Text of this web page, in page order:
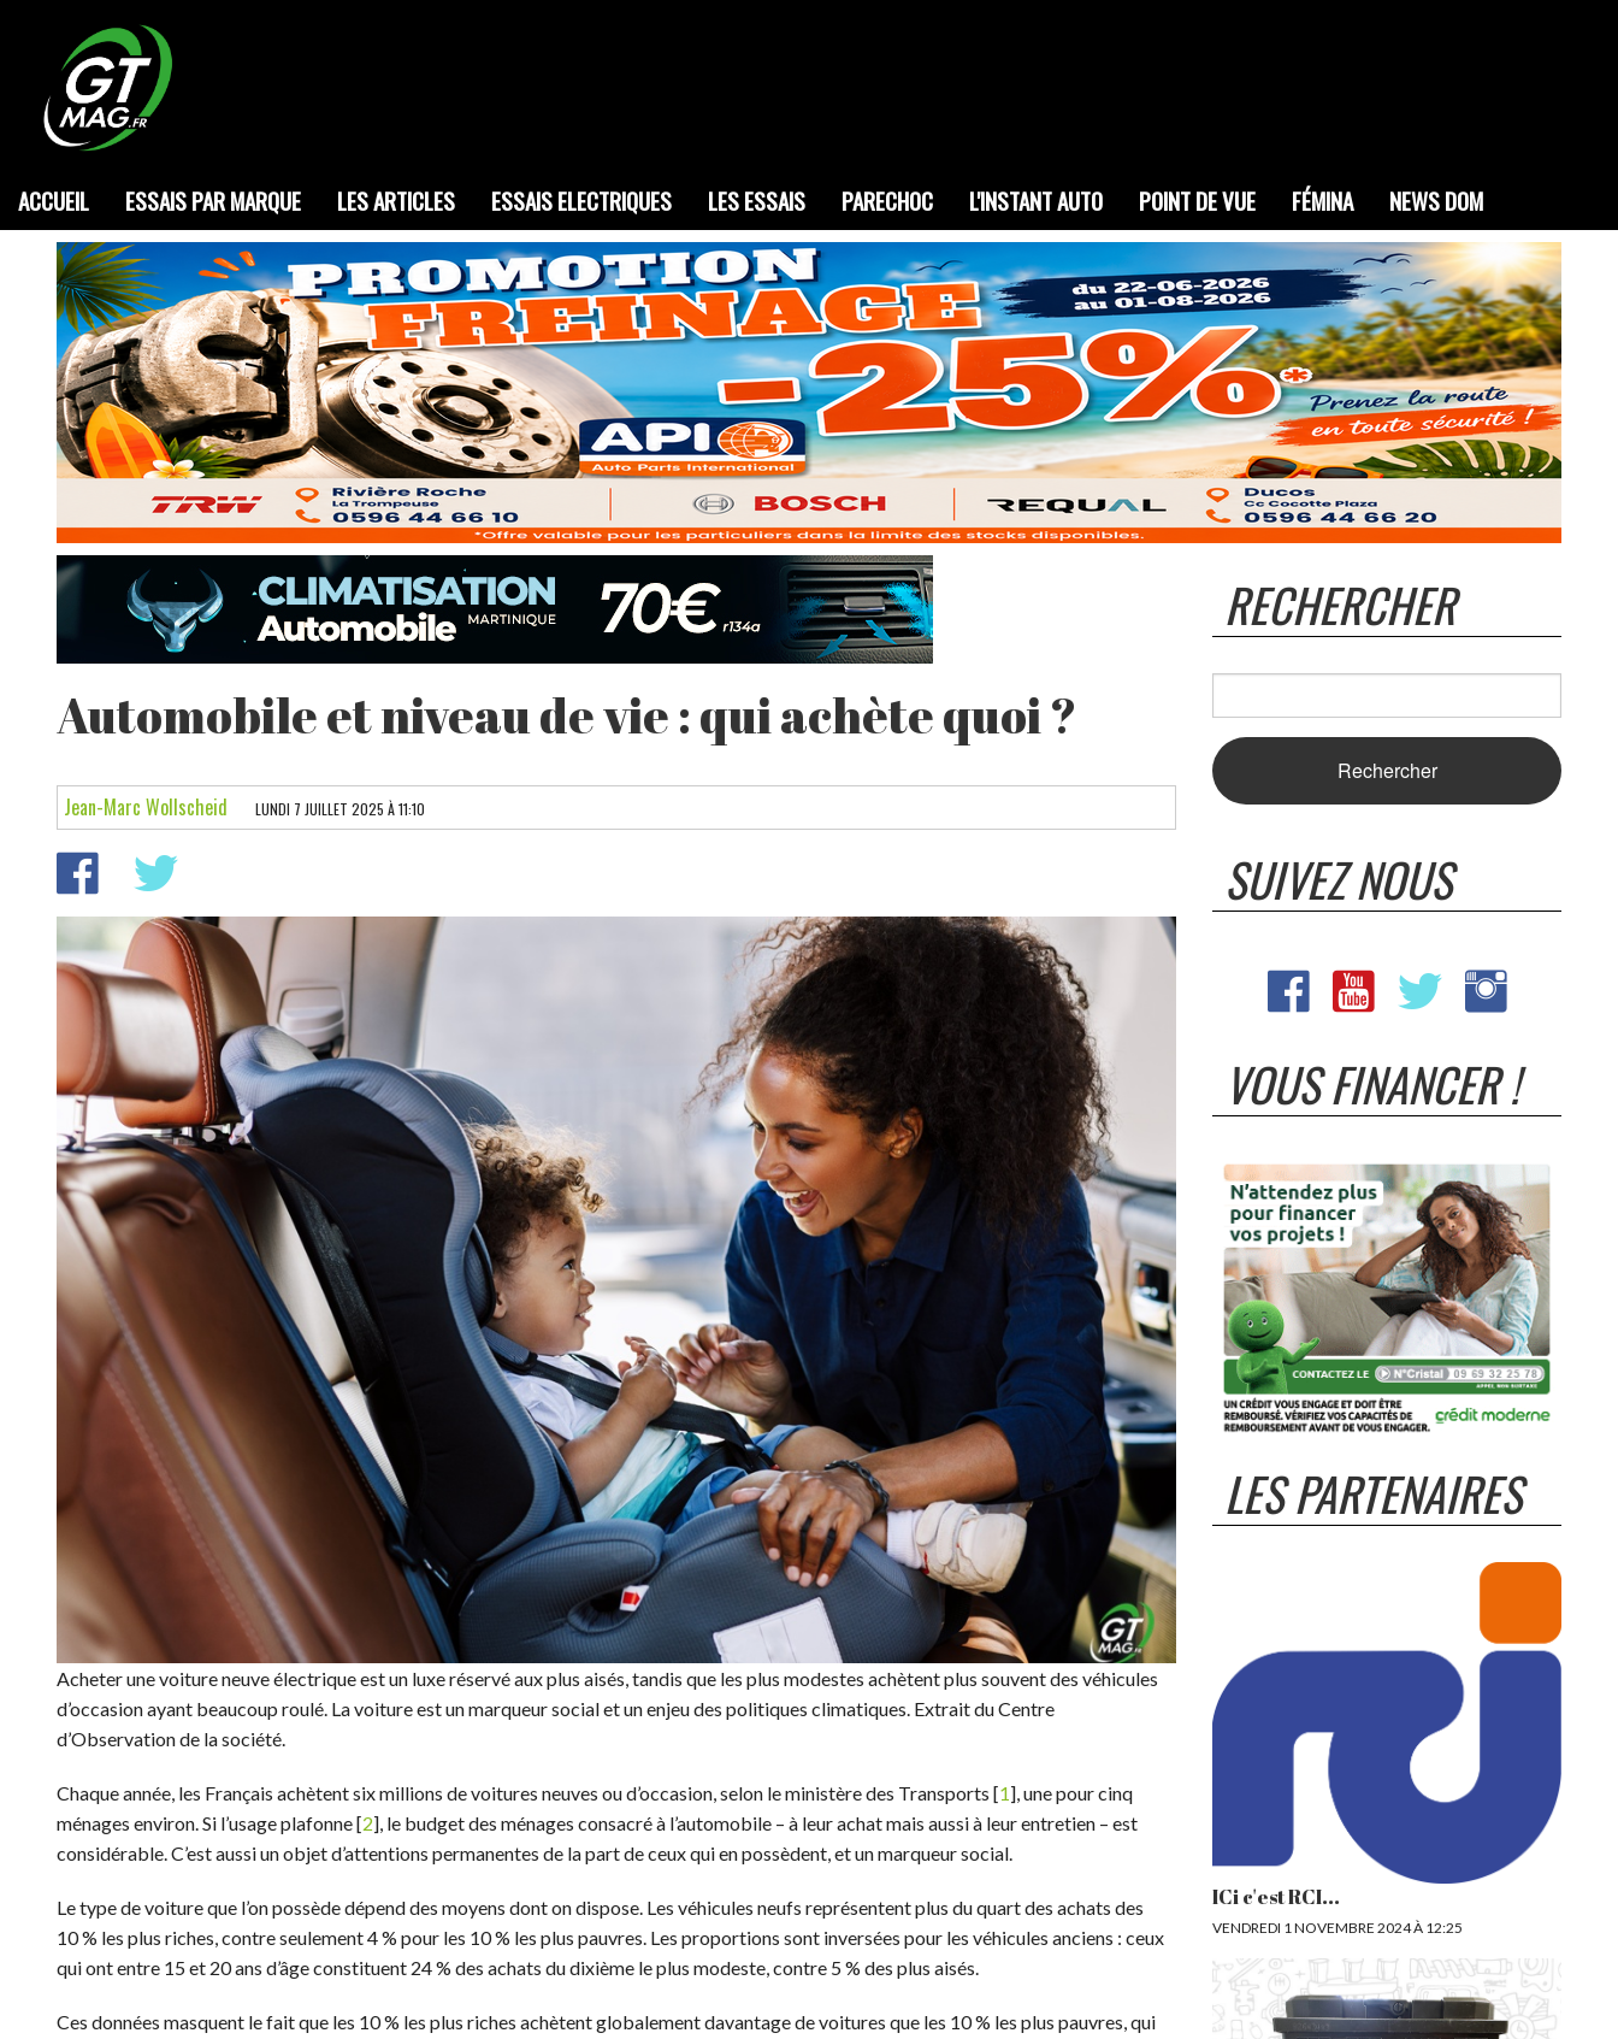
ACCUEIL ESSAIS PAR MARQUE LES ARTICLES ESSAIS ELECTRIQUES LES ESSAIS PARECHOC L'INSTANT AUTO POINT DE VUE FÉMINA NEWS DOM
Automobile et niveau de vie : qui achète quoi ?
Jean-Marc Wollscheid LUNDI 7 JUILLET 2025 À 11:10
Acheter une voiture neuve électrique est un luxe réservé aux plus aisés, tandis que les plus modestes achètent plus souvent des véhicules
d’occasion ayant beaucoup roulé. La voiture est un marqueur social et un enjeu des politiques climatiques. Extrait du Centre
d’Observation de la société.
Chaque année, les Français achètent six millions de voitures neuves ou d’occasion, selon le ministère des Transports [1], une pour cinq
ménages environ. Si l’usage plafonne [2], le budget des ménages consacré à l’automobile – à leur achat mais aussi à leur entretien – est
considérable. C’est aussi un objet d’attentions permanentes de la part de ceux qui en possèdent, et un marqueur social.
Le type de voiture que l’on possède dépend des moyens dont on dispose. Les véhicules neufs représentent plus du quart des achats des
10 % les plus riches, contre seulement 4 % pour les 10 % les plus pauvres. Les proportions sont inversées pour les véhicules anciens : ceux
qui ont entre 15 et 20 ans d’âge constituent 24 % des achats du dixième le plus modeste, contre 5 % des plus aisés.
Ces données masquent le fait que les 10 % les plus riches achètent globalement davantage de voitures que les 10 % les plus pauvres, qui
RECHERCHER
SUIVEZ NOUS
VOUS FINANCER !
LES PARTENAIRES
ICi c'est RCI...
VENDREDI 1 NOVEMBRE 2024 À 12:25